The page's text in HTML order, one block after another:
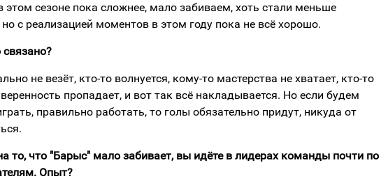
этом сезоне пока сложнее, мало забиваем, хоть стали меньше
но с реализацией моментов в этом году пока не всё хорошо.
связано?
не везёт, кто-то волнуется, кому-то мастерства не хватает, кто-то
пропадает, и вот так всё накладывается. Но если будем
правильно работать, то голы обязательно придут, никуда от
то, что "Барыс" мало забивает, вы идёте в лидерах команды почти по
Опыт?